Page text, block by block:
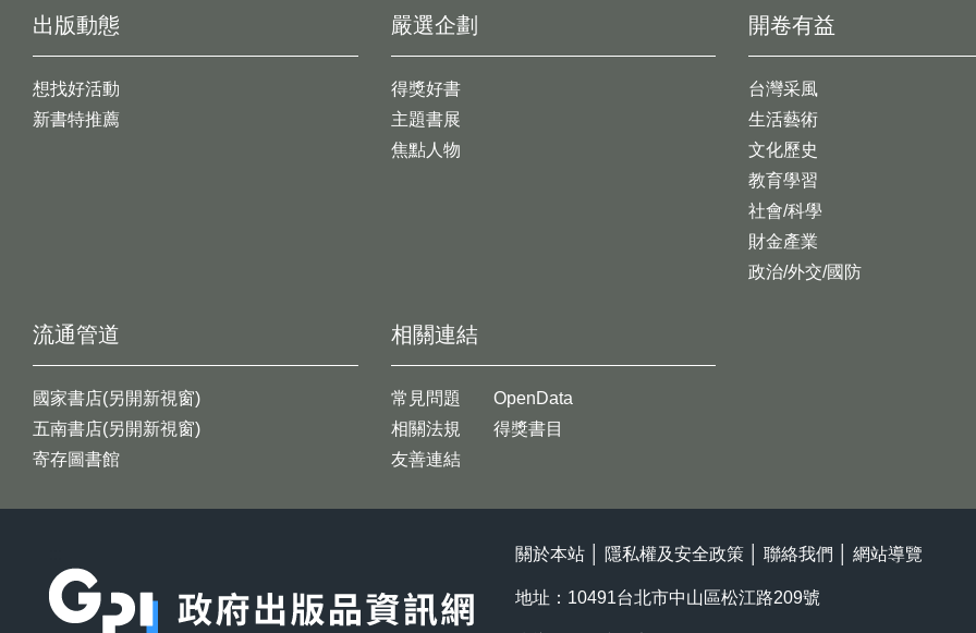
出版動態
想找好活動
新書特推薦
開卷有益
台灣采風
生活藝術
文化歷史
教育學習
社會/科學
財金產業
政治/外交/國防
嚴選企劃
得獎好書
主題書展
焦點人物
流通管道
國家書店(另開新視窗)
五南書店(另開新視窗)
寄存圖書館
相關連結
常見問題
相關法規
友善連結
OpenData
得獎書目
關於本站 隱私權及安全政策 聯絡我們 網站導覽
地址：10491台北市中山區松江路209號